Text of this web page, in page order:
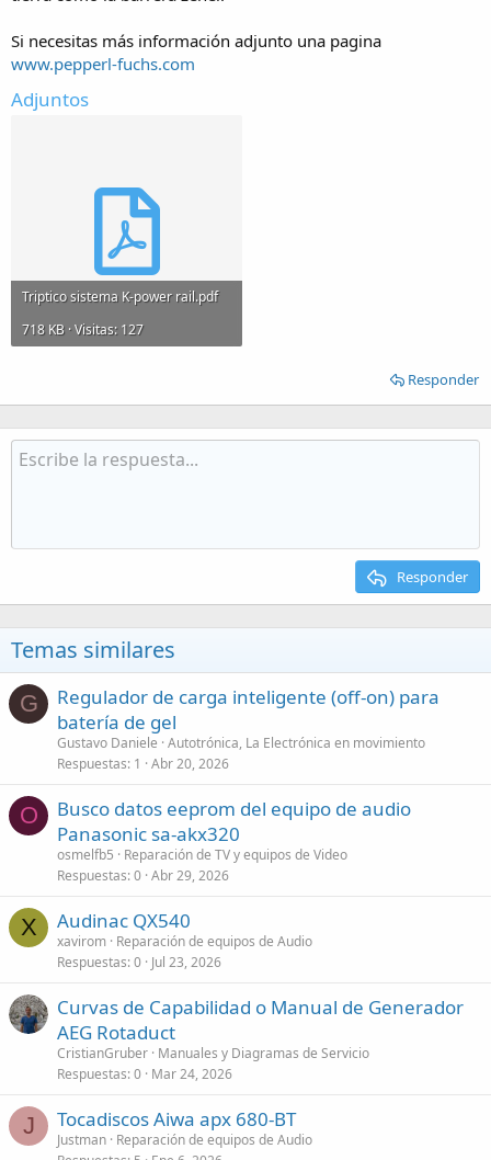
Si necesitas más información adjunto una pagina
www.pepperl-fuchs.com
Adjuntos
Triptico sistema K-power rail.pdf
718 KB · Visitas: 127
Responder
Responder
Temas similares
G
Regulador de carga inteligente (off-on) para
batería de gel
Gustavo Daniele Autotrónica, La Electrónica en movimiento
Respuestas 1 Abr 20, 2026
O
Busco datos eeprom del equipo de audio
Panasonic sa-akx320
osmelfb5
Reparación de TV y equipos de Video
Respuestas 0 Abr 29, 2026
X Audinac QX540
xavirom Reparación de equipos de Audio
Respuestas 0 Jul 23, 2026
Curvas de Capabilidad o Manual de Generador
AEG Rotaduct
CristianGruber Manuales y Diagramas de Servicio
Respuestas 0 Mar 24, 2026
J Tocadiscos Aiwa apx 680-BT
Justman Reparación de equipos de Audio